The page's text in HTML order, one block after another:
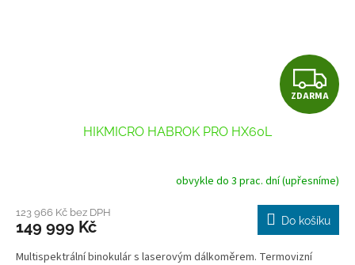
Z
D
R
M
A
ZDARMA
HIKMICRO HABROK PRO HX60L
obvykle do 3 prac. dní (upřesníme)
123 966 Kč bez DPH
149 999 Kč Do košíku
Multispektrální binokulár s laserovým dálkoměrem. Termovizní